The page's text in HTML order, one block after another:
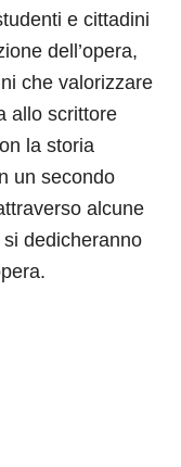
e cittadini
dell’opera,
che valorizzare
allo scrittore
la storia
un secondo
alcune
dedicheranno